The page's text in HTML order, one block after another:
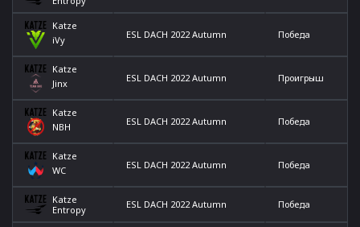
Katze
iVy
ESL DACH 2022 Autumn Победа
Katze
Jinx
ESL DACH 2022 Autumn Проигрыш
Katze
NBH
ESL DACH 2022 Autumn Победа
Katze
WC
ESL DACH 2022 Autumn Победа
Katze
Entropy
ESL DACH 2022 Autumn Победа